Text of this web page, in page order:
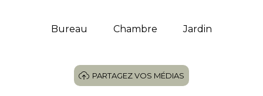
Bureau Chambre Jardin
PARTAGEZ VOS MÉDIAS